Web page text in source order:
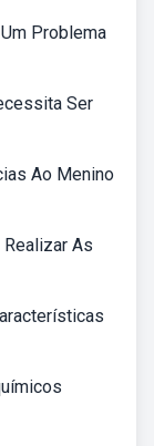
Problema
Ser
Ao Menino
As